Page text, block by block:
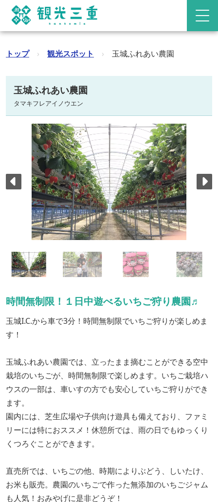
トップ › 観光スポット › 玉城ふれあい農園
玉城ふれあい農園
タマキフレアイノウエン
時間無制限！１日中遊べるいちご狩り農園♬
玉城I.C.から車で3分！時間無制限でいちご狩りが楽しめま
す！
玉城ふれあい農園では、立ったまま摘むことができる空中
栽培のいちごが、時間無制限で楽しめます。いちご栽培ハ
ウスの一部は、車いすの方でも安心していちご狩りができ
ます。
園内には、芝生広場や子供向け遊具も備えており、ファミ
リーには特におススメ！休憩所では、雨の日でもゆっくり
くつろぐことができます。
直売所では、いちごの他、時期によりぶどう、しいたけ、
お米も販売。農園のいちごで作った無添加のいちごジャム
も人気！おみやげに是非どうぞ！